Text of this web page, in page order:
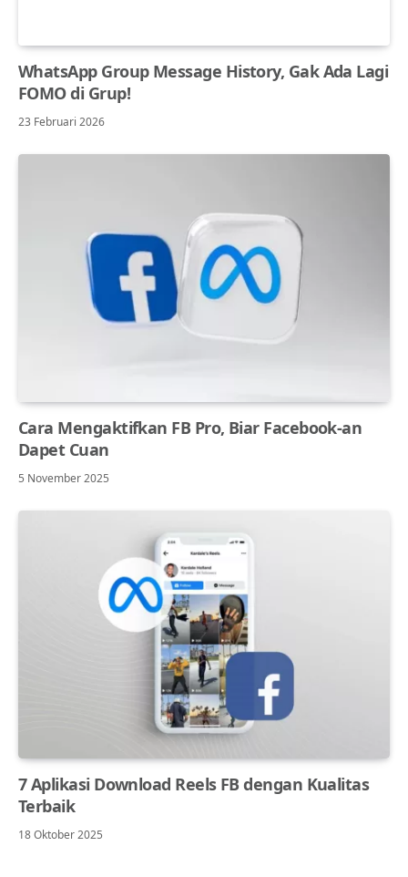
WhatsApp Group Message History, Gak Ada Lagi
FOMO di Grup!
23 Februari 2026
Cara Mengaktifkan FB Pro, Biar Facebook-an
Dapet Cuan
5 November 2025
7 Aplikasi Download Reels FB dengan Kualitas
Terbaik
18 Oktober 2025